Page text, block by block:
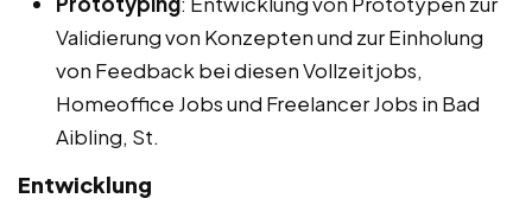
Validierung von Konzepten und zur Einholung
von Feedback bei diesen Vollzeitjobs,
Homeoffice Jobs und Freelancer Jobs in Bad
Aibling, St.
Entwicklung